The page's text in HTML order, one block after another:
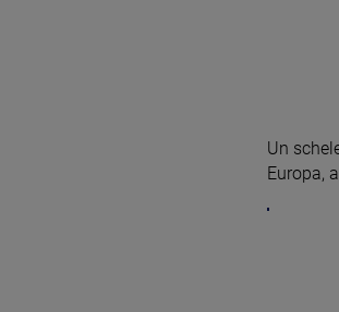
Un
Europa,